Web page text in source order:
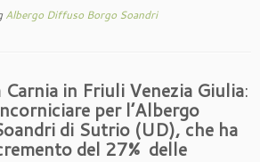
Albergo Diffuso Borgo Soandri
in Friuli Venezia Giulia:
per l’Albergo
di Sutrio (UD), che ha
del 27% delle